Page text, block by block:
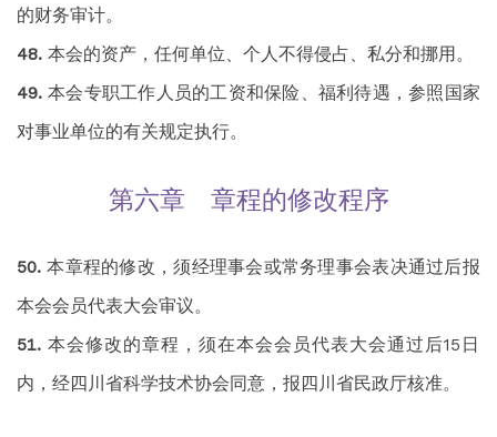
的财务审计。
本会的资产，任何单位、个人不得侵占、私分和挪用。
本会专职工作人员的工资和保险、福利待遇，参照国家
对事业单位的有关规定执行。
第六章 章程的修改程序
本章程的修改，须经理事会或常务理事会表决通过后报
本会会员代表大会审议。
本会修改的章程，须在本会会员代表大会通过后15日
内，经四川省科学技术协会同意，报四川省民政厅核准。